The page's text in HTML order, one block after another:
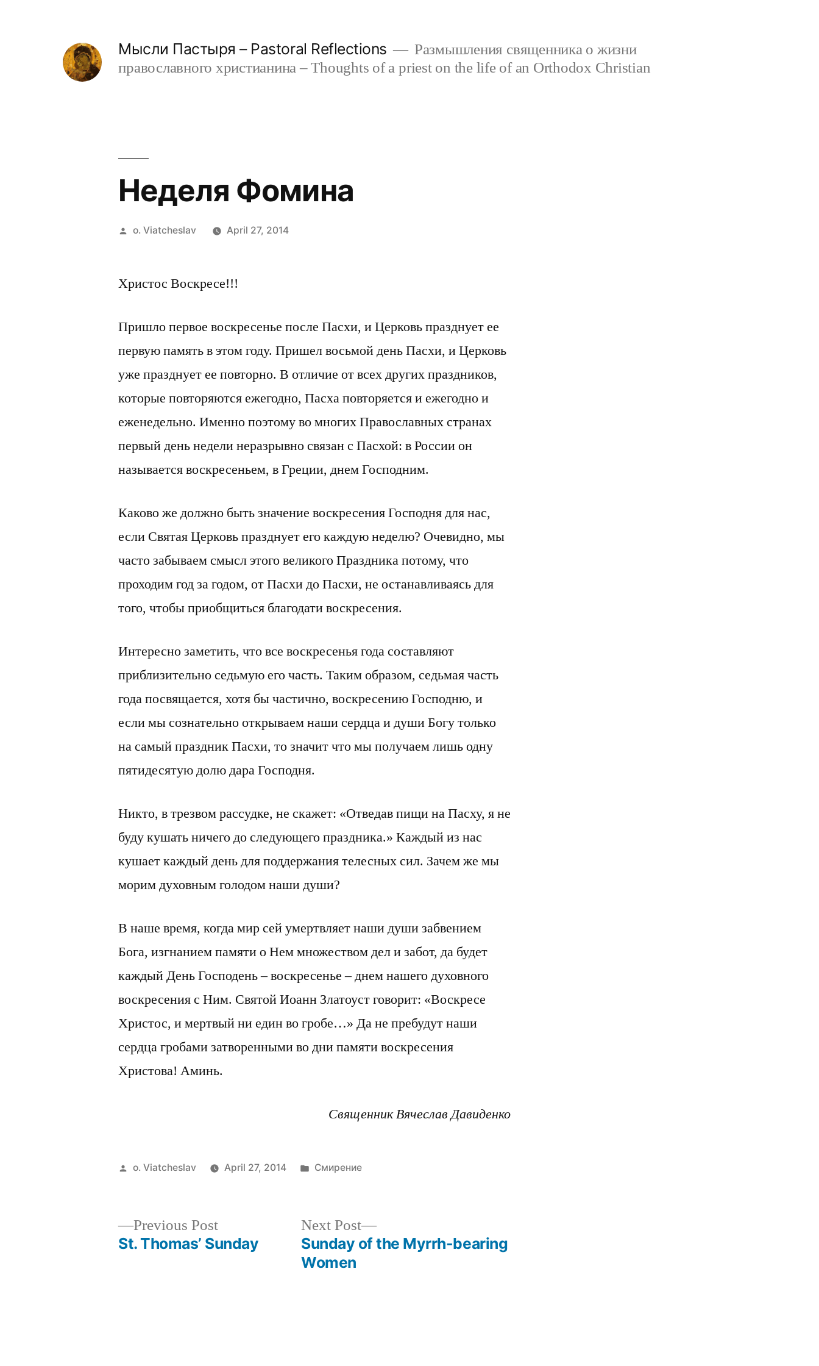
Мысли Пастыря – Pastoral Reflections
Размышления священника о жизни
православного христианина – Thoughts of a priest on the life of an Orthodox Christian
Неделя Фомина
Posted
o. Viatcheslav April 27, 2014
Христос Воскресе!!!
Пришло первое воскресенье после Пасхи, и Церковь празднует ее
первую память в этом году. Пришел восьмой день Пасхи, и Церковь
уже празднует ее повторно. В отличие от всех других праздников,
которые повторяются ежегодно, Пасха повторяется и ежегодно и
еженедельно. Именно поэтому во многих Православных странах
первый день недели неразрывно связан с Пасхой: в России он
называется воскресеньем, в Греции, днем Господним.
Каково же должно быть значение воскресения Господня для нас,
если Святая Церковь празднует его каждую неделю? Очевидно, мы
часто забываем смысл этого великого Праздника потому, что
проходим год за годом, от Пасхи до Пасхи, не останавливаясь для
того, чтобы приобщиться благодати воскресения.
Интересно заметить, что все воскресенья года составляют
приблизительно седьмую его часть. Таким образом, седьмая часть
года посвящается, хотя бы частично, воскресению Господню, и
если мы сознательно открываем наши сердца и души Богу только
на самый праздник Пасхи, то значит что мы получаем лишь одну
пятидесятую долю дара Господня.
Никто, в трезвом рассудке, не скажет: «Отведав пищи на Пасху, я не
буду кушать ничего до следующего праздника.» Каждый из нас
кушает каждый день для поддержания телесных сил. Зачем же мы
морим духовным голодом наши души?
В наше время, когда мир сей умертвляет наши души забвением
Бога, изгнанием памяти о Нем множеством дел и забот, да будет
каждый День Господень – воскресенье – днем нашего духовного
воскресения с Ним. Святой Иоанн Златоуст говорит: «Воскресе
Христос, и мертвый ни един во гробе…» Да не пребудут наши
сердца гробами затворенными во дни памяти воскресения
Христова! Аминь.
Священник Вячеслав Давиденко
Posted
o. Viatcheslav April 27, 2014
Posted
Смирение
Previous PostPrevious
post:
St. Thomas’ Sunday
Next Post
Next
post:
Sunday of the Myrrh-bearing
Women